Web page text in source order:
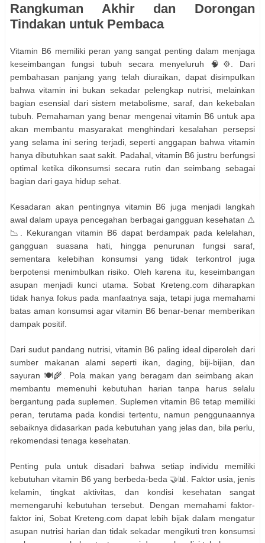
Rangkuman Akhir dan Dorongan
Tindakan untuk Pembaca
Vitamin B6 memiliki peran yang sangat penting dalam menjaga
keseimbangan fungsi tubuh secara menyeluruh 🧠⚙️. Dari
pembahasan panjang yang telah diuraikan, dapat disimpulkan
bahwa vitamin ini bukan sekadar pelengkap nutrisi, melainkan
bagian esensial dari sistem metabolisme, saraf, dan kekebalan
tubuh. Pemahaman yang benar mengenai vitamin B6 untuk apa
akan membantu masyarakat menghindari kesalahan persepsi
yang selama ini sering terjadi, seperti anggapan bahwa vitamin
hanya dibutuhkan saat sakit. Padahal, vitamin B6 justru berfungsi
optimal ketika dikonsumsi secara rutin dan seimbang sebagai
bagian dari gaya hidup sehat.
Kesadaran akan pentingnya vitamin B6 juga menjadi langkah
awal dalam upaya pencegahan berbagai gangguan kesehatan ⚠️
📉. Kekurangan vitamin B6 dapat berdampak pada kelelahan,
gangguan suasana hati, hingga penurunan fungsi saraf,
sementara kelebihan konsumsi yang tidak terkontrol juga
berpotensi menimbulkan risiko. Oleh karena itu, keseimbangan
asupan menjadi kunci utama. Sobat Kreteng.com diharapkan
tidak hanya fokus pada manfaatnya saja, tetapi juga memahami
batas aman konsumsi agar vitamin B6 benar-benar memberikan
dampak positif.
Dari sudut pandang nutrisi, vitamin B6 paling ideal diperoleh dari
sumber makanan alami seperti ikan, daging, biji-bijian, dan
sayuran 🍽️🌾. Pola makan yang beragam dan seimbang akan
membantu memenuhi kebutuhan harian tanpa harus selalu
bergantung pada suplemen. Suplemen vitamin B6 tetap memiliki
peran, terutama pada kondisi tertentu, namun penggunaannya
sebaiknya didasarkan pada kebutuhan yang jelas dan, bila perlu,
rekomendasi tenaga kesehatan.
Penting pula untuk disadari bahwa setiap individu memiliki
kebutuhan vitamin B6 yang berbeda-beda 🤝📊. Faktor usia, jenis
kelamin, tingkat aktivitas, dan kondisi kesehatan sangat
memengaruhi kebutuhan tersebut. Dengan memahami faktor-
faktor ini, Sobat Kreteng.com dapat lebih bijak dalam mengatur
asupan nutrisi harian dan tidak sekadar mengikuti tren konsumsi